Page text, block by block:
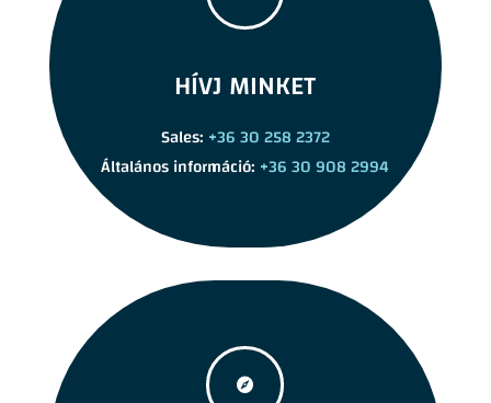
HÍVJ MINKET
Sales: +36 30 258 2372
Általános információ: +36 30 908 2994
